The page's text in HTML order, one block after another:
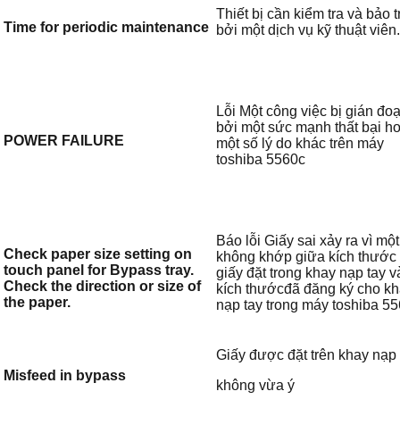
Time for periodic maintenance
Thiết bị cần kiểm tra và bảo
bởi một dịch vụ kỹ thuật viên.
POWER FAILURE
Lỗi Một công việc bị gián
bởi một sức mạnh thất bại
một số lý do khác trên máy
toshiba 5560c
Check paper size setting on
touch panel for Bypass tray.
Check the direction or size of
the paper.
Báo lỗi Giấy sai xảy ra vì một
không khớp giữa kích thước
giấy đặt trong khay nạp tay
kích thướcđã đăng ký cho
nạp tay trong máy toshiba
Misfeed in bypass
Giấy được đặt trên khay nạp
không vừa ý